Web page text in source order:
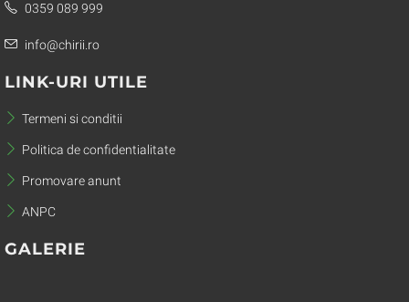
0359 089 999
info@chirii.ro
LINK-URI UTILE
Termeni si conditii
Politica de confidentialitate
Promovare anunt
ANPC
GALERIE